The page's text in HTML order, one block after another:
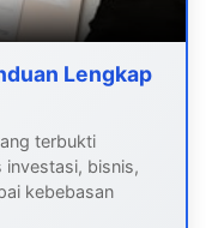
Lengkap
terbukti
investasi, bisnis,
kebebasan